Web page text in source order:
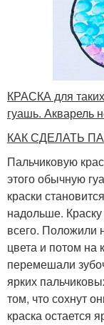
КРАСКА для
гуашь. Акварель
КАК СДЕЛАТЬ
Пальчиковую
этого обычную
краски
надольше.
всего. Положили
цвета и потом на
перемешали
ярких
том, что сохнут
краска остается